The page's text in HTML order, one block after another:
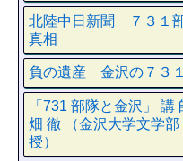
北陸中日新聞 ７３１
真相
負の遺産 金沢の７３
「731 部隊と金沢」 講
畑 徹 （金沢大学文学部
授）